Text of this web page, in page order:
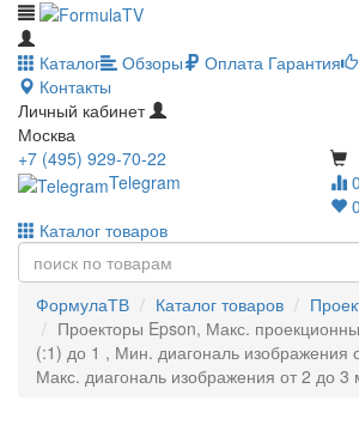
Каталог Обзоры Оплата Гарантия
Контакты
Личный кабинет
Москва
0
0
+7 (495) 929-70-22
Telegram
Каталог товаров
ФормулаТВ Каталог товаров
Проекторы Epson, Макс.
(:1) до 1 , Мин. диагональ изображения
Макс. диагональ изображения от 2 до 3